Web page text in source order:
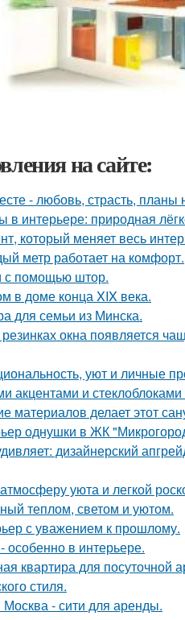
на сайте:
- любовь, страсть, планы
в интерьере: природная
который меняет весь
метр работает на комфорт.
с помощью штор.
в доме конца XIX века.
для семьи из Минска.
окна появляется
уют и личные
акцентами и
материалов делает этот
однушки в ЖК
дизайнерский
уюта и легкой
теплом, светом и уютом.
с уважением к прошлому.
в интерьере.
квартира для посуточной
стиля.
- сити для аренды.